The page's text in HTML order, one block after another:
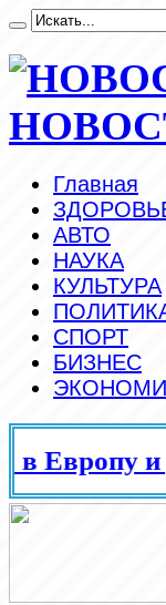
Главная
АВТО
НАУКА
КУЛЬТУРА
СПОРТ
БИЗНЕС
Европу и